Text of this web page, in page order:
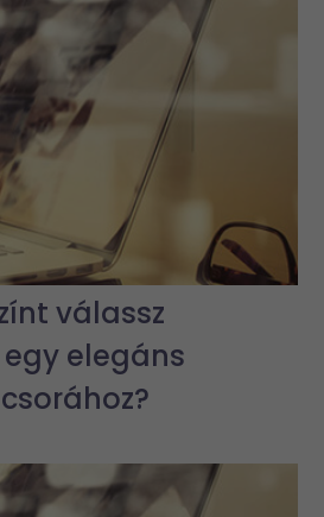
válassz
elegáns